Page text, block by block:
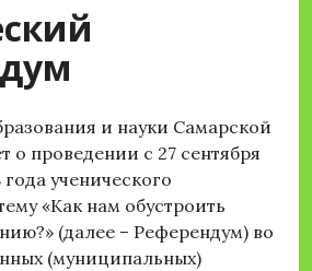
и науки Самарской
о проведении с 27 сентября
года ученического
«Как нам обустроить
(далее – Референдум) во
(муниципальных)